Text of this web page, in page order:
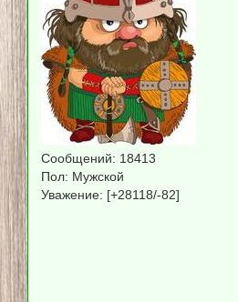
Сообщений: 18413
Пол: Мужской
Уважение: [+28118/-82]